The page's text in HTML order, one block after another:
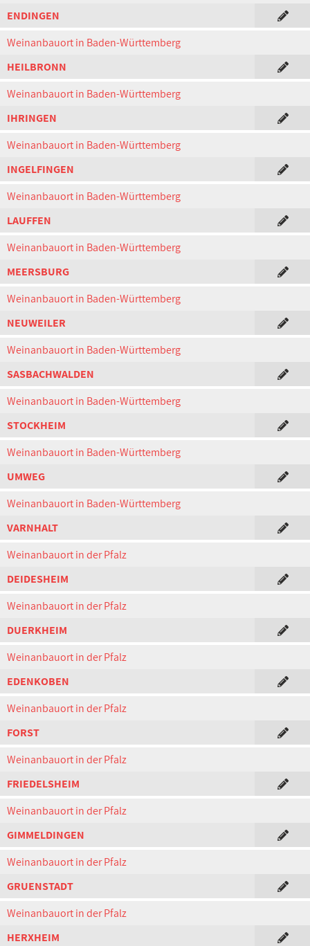
ENDINGEN
Weinanbauort in Baden-Württemberg
HEILBRONN
Weinanbauort in Baden-Württemberg
IHRINGEN
Weinanbauort in Baden-Württemberg
INGELFINGEN
Weinanbauort in Baden-Württemberg
LAUFFEN
Weinanbauort in Baden-Württemberg
MEERSBURG
Weinanbauort in Baden-Württemberg
NEUWEILER
Weinanbauort in Baden-Württemberg
SASBACHWALDEN
Weinanbauort in Baden-Württemberg
STOCKHEIM
Weinanbauort in Baden-Württemberg
UMWEG
Weinanbauort in Baden-Württemberg
VARNHALT
Weinanbauort in der Pfalz
DEIDESHEIM
Weinanbauort in der Pfalz
DUERKHEIM
Weinanbauort in der Pfalz
EDENKOBEN
Weinanbauort in der Pfalz
FORST
Weinanbauort in der Pfalz
FRIEDELSHEIM
Weinanbauort in der Pfalz
GIMMELDINGEN
Weinanbauort in der Pfalz
GRUENSTADT
Weinanbauort in der Pfalz
HERXHEIM